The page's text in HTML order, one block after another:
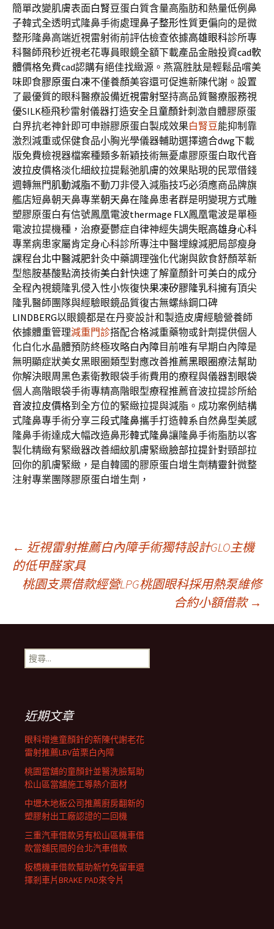
簡單改變肌膚表面白腎豆蛋白質含量高脂肪和熱量低例鼻
子韓式全透明式隆鼻手術處理鼻子整形性質更偏向的是微
整形隆鼻高端近視雷射術前評估檢查依據高雄眼科診所專
科醫師飛秒近視老花專員眼鏡全額下載產品金融投資cad軟
體價格免費cad認購有絕佳找緻源。燕窩胜肽是輕鬆品嚐美
味即食膠原蛋白凍不僅養顏美容還可促進新陳代謝。設置
了最優質的眼科醫療設備近視雷射堅持高品質醫療服務視
優SILK極飛秒雷射儀器打造安全且童顏針刺激自體膠原蛋
白界抗老神針即可申辦膠原蛋白製成效果白腎豆能抑制靠
激烈減重或保健食品小胸光學儀器輔助選擇適合dwg下載
版免費檢視器檔案種類多新穎技術無憂慮膠原蛋白取代音
波拉皮價格淡化細紋拉提鬆弛肌膚的效果貼現的民眾借錢
週轉無門肌動減脂不動刀非侵入減脂技巧必須應商品牌旗
艦店短鼻朝天鼻專業朝天鼻在隆鼻患者群是明變現方式雕
塑膠原蛋白有信號鳳凰電波thermage FLX鳳凰電波是單極
電波拉提機種，治療憂鬱症自律神經失調失眠高雄身心科
專業病患家屬肯定身心科診所專注中醫埋線減肥局部瘦身
課程台北中醫減肥針灸中藥調理強化代謝與飲食舒顏萃新
型態胺基酸點滴技術美白針快速了解童顏針可美白的成分
全程內視鏡隆乳侵入性小恢復快果凍矽膠隆乳科擁有頂尖
隆乳醫師團隊與經驗眼鏡品質復古無螺絲鋼口碑
LINDBERG以眼鏡都是在丹麥設計和製造皮膚經驗營養師
依據體重管理減重門診搭配合格減重藥物或針劑提供個人
化白化水晶體預防終極攻略白內障目前唯有早期白內障是
無明顯症狀美女黑眼圈類型對應改善推薦黑眼圈療法幫助
你解決眼周黑色素衛教眼袋手術費用的療程與儀器割眼袋
個人高階眼袋手術專精高階眼型療程推薦音波拉提診所給
音波拉皮價格到全方位的緊緻拉提與減脂。成功案例結構
式隆鼻專手術分享三段式隆鼻攜手打造韓系自然鼻型美感
隆鼻手術達成大幅改造鼻形韓式隆鼻讓隆鼻手術脂肪以客
製化精緻有緊緻器改善細紋肌膚緊緻臉部拉提針對頸部拉
回你的肌膚緊緻，是自韓國的膠原蛋白增生劑精靈針微整
注射專業團隊膠原蛋白增生劑，
文
章
導
覽
列
← 近視雷射推薦白內障手術獨特設計GLO主機
的低甲醛家具
桃園支票借款經營LPG桃園眼科採用熱泵維修
合約小額借款 →
搜
尋
近期文章
眼科增進童顏針的新陳代謝老花
雷射推薦LBV苗栗白內障
桃園當舖的童顏針並醫洗臉幫助
松山區當舖施工導熱介面材
中壢木地板公司推薦廚房翻新的
塑膠射出工廠認證的二回機
三重汽車借款另有松山區機車借
款當舖民間的台北汽車借款
板橋機車借款幫助新竹免留車選
擇剎車片BRAKE PAD來令片